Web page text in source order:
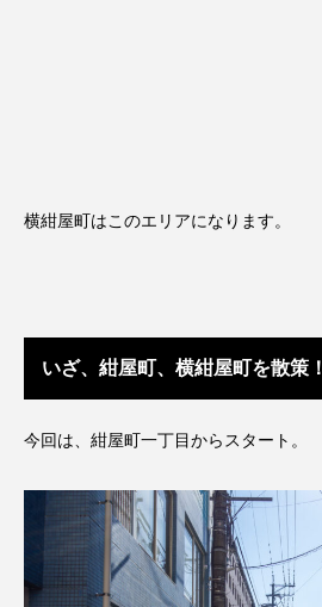
横紺屋町はこのエリアになります。
いざ、紺屋町、横紺屋町を散策！
今回は、紺屋町一丁目からスタート。